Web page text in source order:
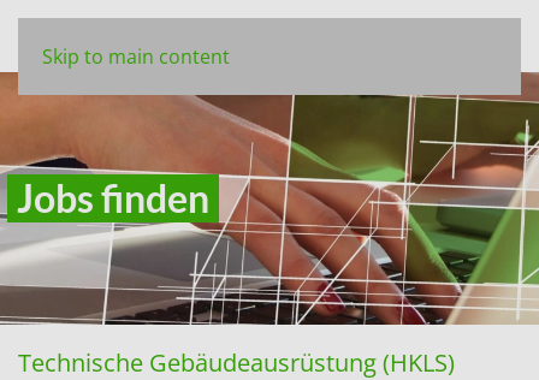
Skip to main content
Jobs finden
Technische Gebäudeausrüstung (HKLS)